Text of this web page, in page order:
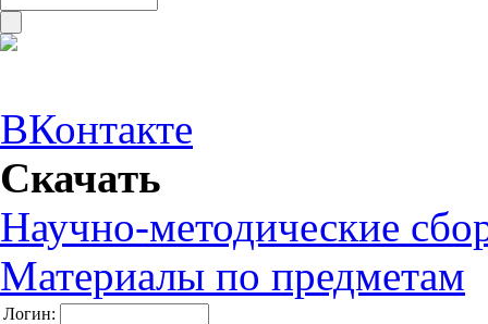
ВКонтакте
Скачать
Научно-методические
Материалы по предметам
Логин: